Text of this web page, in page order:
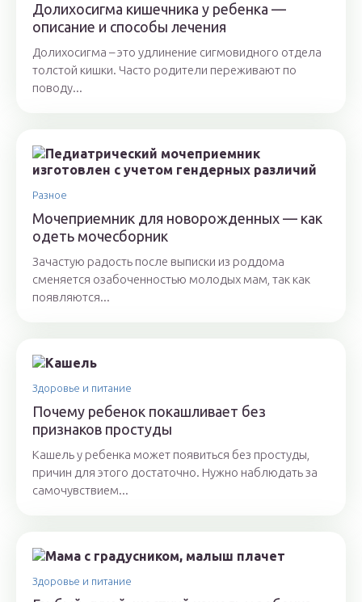
Долихосигма кишечника у ребенка —
описание и способы лечения
Долихосигма – это удлинение сигмовидного отдела
толстой кишки. Часто родители переживают по
поводу...
Разное
Мочеприемник для новорожденных — как
одеть мочесборник
Зачастую радость после выписки из роддома
сменяется озабоченностью молодых мам, так как
появляются...
Здоровье и питание
Почему ребенок покашливает без
признаков простуды
Кашель у ребенка может появиться без простуды,
причин для этого достаточно. Нужно наблюдать за
самочувствием...
Здоровье и питание